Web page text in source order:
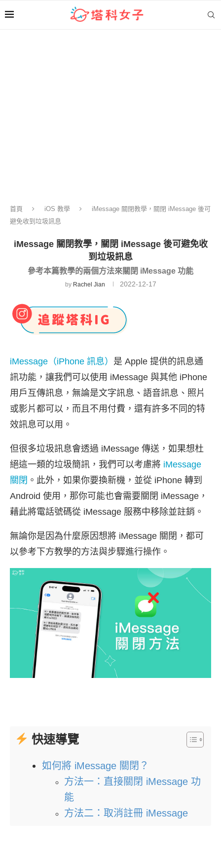
首頁 iOS 教學
iMessage 關閉教學，關閉 iMessage 後可
避免收到垃圾訊息
iMessage 關閉教學，關閉 iMessage 後可避免收
到垃圾訊息
參考本篇教學的兩個方法來關閉 iMessage 功能
by Rachel Jian 2022-12-17
iMessage（iPhone 訊息） 是 Apple 提供的訊息通
訊功能，讓我們可以使用 iMessage 與其他 iPhone
用戶互傳訊息，無論是文字訊息、語音訊息、照片
或影片都可以，而且不用付費，還有許多不同的特
效訊息可以用。
但很多垃圾訊息會透過 iMessage 傳送，如果想杜
絕這一類的垃圾簡訊，我們可以考慮將 iMessage
關閉 。此外，如果你要換新機，並從 iPhone 轉到
Android 使用，那你可能也會需要關閉 iMessage，
藉此將電話號碼從 iMessage 服務中移除並註銷。
無論你是因為什麼原因想將 iMessage 關閉，都可
以參考下方教學的方法與步驟進行操作。
快速導覽
如何將 iMessage 關閉？
方法一：直接關閉 iMessage 功
能
方法二：取消註冊 iMessage